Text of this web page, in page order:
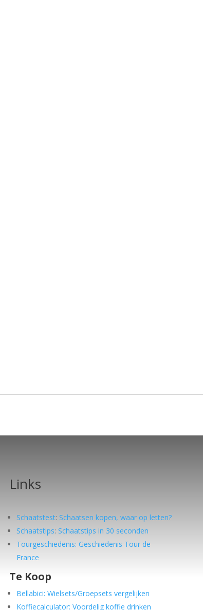
Links
Schaatstest: Schaatsen kopen, waar op letten?
Schaatstips: Schaatstips in 30 seconden
Tourgeschiedenis: Geschiedenis Tour de
France
Te Koop
Bellabici: Wielsets/Groepsets vergelijken
Koffiecalculator: Voordelig koffie drinken